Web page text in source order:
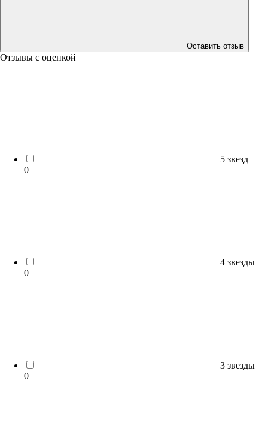
Оставить отзыв
Отзывы с оценкой
5 звезд
0
4 звезды
0
3 звезды
0